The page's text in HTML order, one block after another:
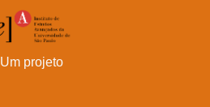
Um projeto